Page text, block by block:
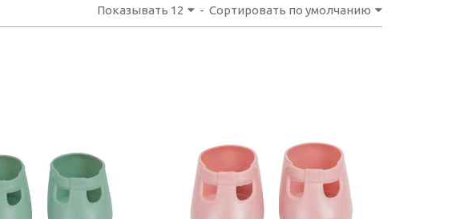
Показывать 12 - Сортировать по умолчанию